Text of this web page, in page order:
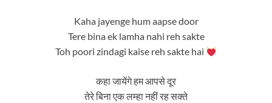
Kaha jayenge hum aapse door
Tere bina ek lamha nahi reh sakte
Toh poori zindagi kaise reh sakte hai
कहा जायेंगे हम आपसे दूर
तेरे बिना एक लम्हा नहीं रह सक्ते